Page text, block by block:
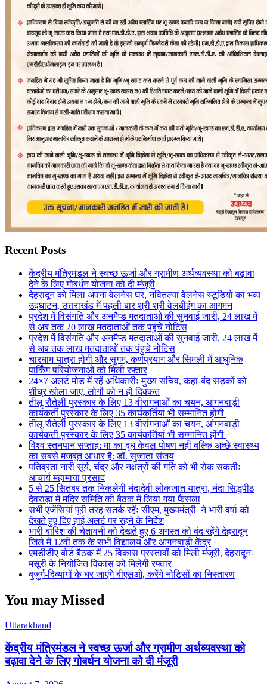
Recent Posts
केंद्रीय मंत्रिमंडल ने स्वच्छ ऊर्जा और ग्रामीण अर्थव्यवस्था को बढ़ावा
देने के लिए गोबर्धन योजना को दी मंजूरी
देहरादून को मिला अपना वेलनेस घर, नवितल्या वेलनेस स्टूडियो का भव्य
उद्घाटन, उत्तराखंड में पहली बार श्री श्री वेलबीइंग का आगमन
प्रदेश में विसंगति और अनमैप्ड मतदाताओं की सुनवाई जारी, 24 लाख में
से अब तक 20 लाख मतदाताओं तक पंहुचे नोटिस
प्रदेश में विसंगति और अनमैप्ड मतदाताओं की सुनवाई जारी, 24 लाख में
से अब तक लाख मतदाताओं तक पंहुचे नोटिस
चारधाम यात्रा होगी और सुगम, कर्णप्रयाग और सिमली में आधुनिक
पार्किंग परियोजनाओं को मिली रफ्तार
24×7 अलर्ट मोड में रहें अधिकारीः मुख्य सचिव, कहा-बंद सड़कों को
शीघ्र खोला जाए, लोगों को न हो दिक्कत
तीलू रौतेली पुरस्कार के लिए 13 वीरांगनाओं का चयन, आंगनबाड़ी
कार्यकर्ती पुरस्कार के लिए 35 कार्यकर्तियां भी सम्मानित होंगी
तीलू रौतेली पुरस्कार के लिए 13 वीरांगनाओं का चयन, आंगनबाड़ी
कार्यकर्ती पुरस्कार के लिए 35 कार्यकर्तियां भी सम्मानित होंगी
विश्व स्तनपान सप्ताह: मां का दूध केवल पोषण नहीं बल्कि अच्छे स्वास्थ्य
का सबसे मजबूत आधार है: डॉ. सुजाता संजय
पतिव्रता नारी सूर्य, चंद्र और नक्षत्रों की गति को भी रोक सकतीः
आचार्य महामाया प्रसाद
5 से 25 सितंबर तक निकलेगी नंदादेवी लोकजात यात्रा, नंदा सिद्धपीठ
देवराड़ा में मंदिर समिति की बैठक में लिया गया फैसला
सभी एजेंसियां पूरी तरह सतर्क रहेंः सीएम, मुख्यमंत्री ने भारी वर्षा को
देखते हुए दिए हाई अलर्ट पर रहने के निर्देश
भारी बारिश की चेतावनी को देखते हुए 6 अगस्त को बंद रहेंगे देहरादून
जिले में 12वीं तक के सभी विद्यालय और आंगनबाड़ी केंद्र
एमडीडीए बोर्ड बैठक में 25 विकास प्रस्तावों को मिली मंजूरी, देहरादून-
मसूरी के नियोजित विकास को मिलेगी रफ्तार
बुजुर्ग-दिव्यांगों के घर जाएंगे बीएलओ, करेंगे नोटिसों का निस्तारण
You may Missed
Uttarakhand
केंद्रीय मंत्रिमंडल ने स्वच्छ ऊर्जा और ग्रामीण अर्थव्यवस्था को
बढ़ावा देने के लिए गोबर्धन योजना को दी मंजूरी